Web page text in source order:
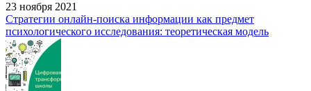
23 ноября 2021
Стратегии онлайн-поиска информации как предмет
психологического исследования: теоретическая модель